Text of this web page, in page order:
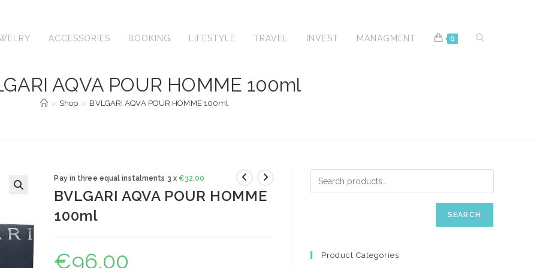
ACCESSORIES BOOKING LIFESTYLE TRAVEL INVEST MANAGMENT 0 TOGGLE
SEARCH
AQVA POUR HOMME 100ml
> Shop > BVLGARI AQVA POUR HOMME 100ml
Pay in three equal instalments 3 x €32,00
BVLGARI AQVA POUR HOMME
100ml
€96,00
SEARCH
Product Categories